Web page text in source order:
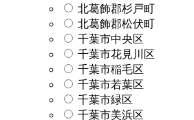
北葛飾郡杉戸町
北葛飾郡松伏町
千葉市中央区
千葉市花見川区
千葉市稲毛区
千葉市若葉区
千葉市緑区
千葉市美浜区